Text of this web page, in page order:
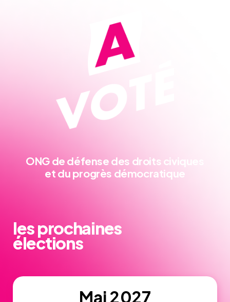
ONG de défense des droits civiques
et du progrès démocratique
les prochaines
élections
Mai 2027